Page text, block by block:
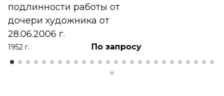
подлинности работы от
дочери художника от
28.06.2006 г.
1952 г. По запросу